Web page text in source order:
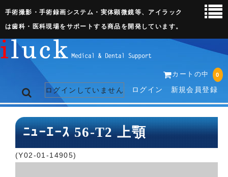
手術撮影・手術録画システム・実体顕微鏡等、アイラック
は歯科・医科現場をサポートする商品を開発しています。
カートの中 0
ログインしていません ログイン 新規会員登録
トップページ
ﾆｭｰｴｰｽ 56-T2 上顎
(Y02-01-14905)